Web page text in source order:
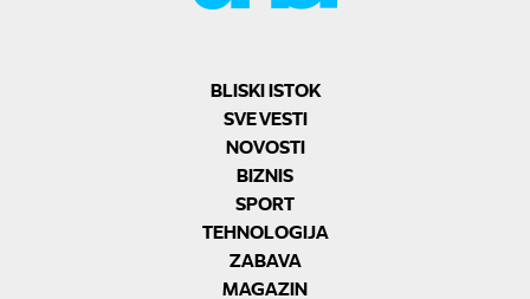
BLISKI ISTOK
SVE VESTI
NOVOSTI
BIZNIS
SPORT
TEHNOLOGIJA
ZABAVA
MAGAZIN